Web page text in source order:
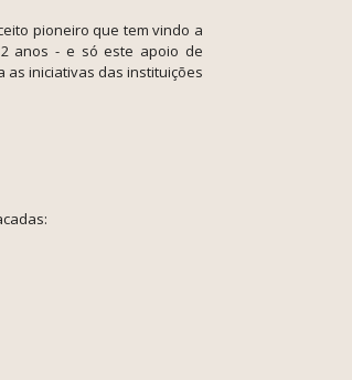
pioneiro que tem vindo a
anos - e só este apoio de
as iniciativas das instituições